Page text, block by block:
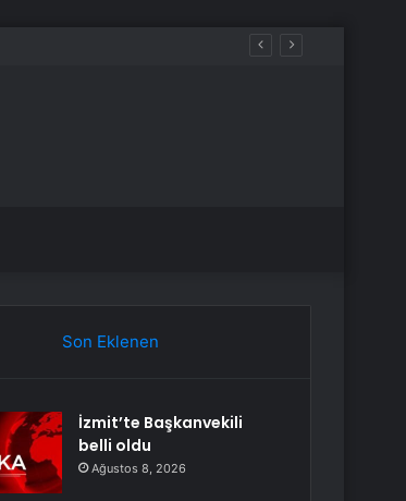
Son Eklenen
İzmit’te Başkanvekili
belli oldu
Ağustos 8, 2026